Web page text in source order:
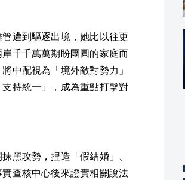
遭到驅逐出境，她比以往更
千千萬萬期盼團圓的家庭而
中配視為「境外敵對勢力」
持統一」，成為重點打擊對
黑攻勢，捏造「假結婚」、
查核中心後來證實相關說法